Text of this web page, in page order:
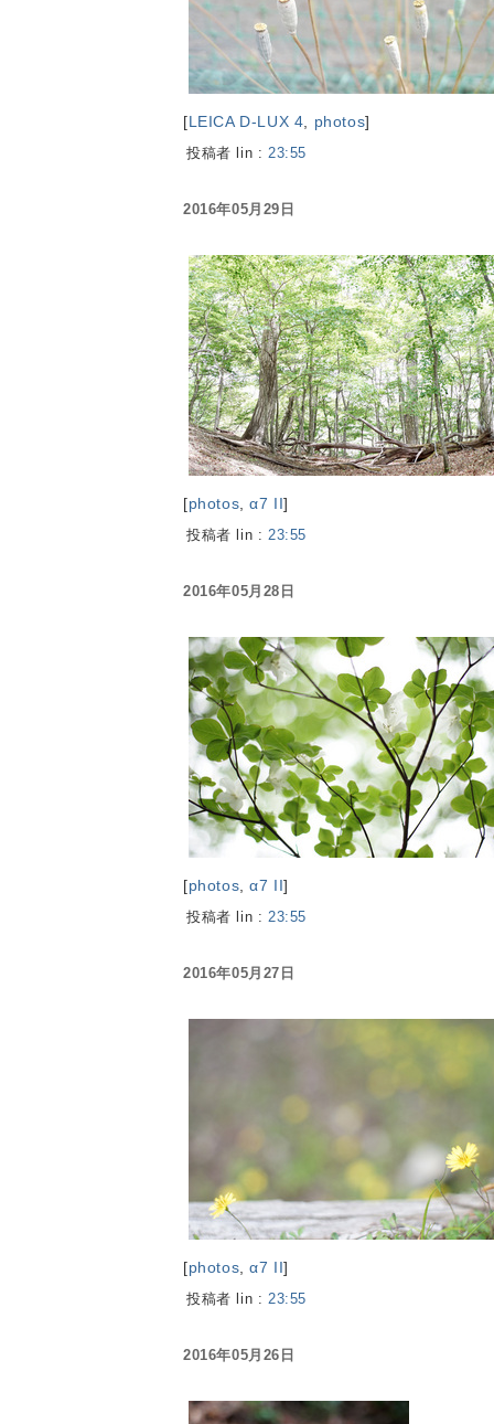
[LEICA D-LUX 4 photos]
投稿者 lin : 23:55
2016年05月29日
[photos ,α7 II]
投稿者 lin : 23:55
2016年05月28日
[photos ,α7 II]
投稿者 lin : 23:55
2016年05月27日
[photos ,α7 II]
投稿者 lin : 23:55
2016年05月26日